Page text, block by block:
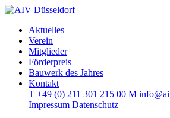
Aktuelles
Verein
Mitglieder
Förderpreis
Bauwerk des Jahres
Kontakt
T +49 (0) 211 301 215 00 M
Impressum Datenschutz